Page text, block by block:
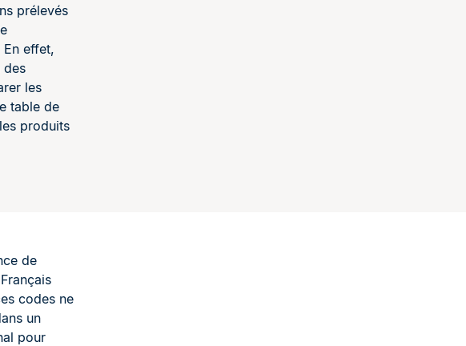
prélevés
effet,
des
les
table de
produits
de
codes ne
un
pour